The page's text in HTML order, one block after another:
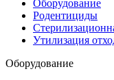
Оборудование
Родентициды
Утилизация
Оборудование